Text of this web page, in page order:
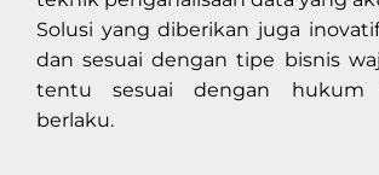
Solusi yang diberikan juga
dan sesuai dengan tipe bisnis
tentu sesuai dengan hukum
berlaku.